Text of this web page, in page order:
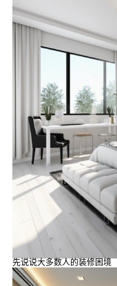
先说说大多数人的装修困境